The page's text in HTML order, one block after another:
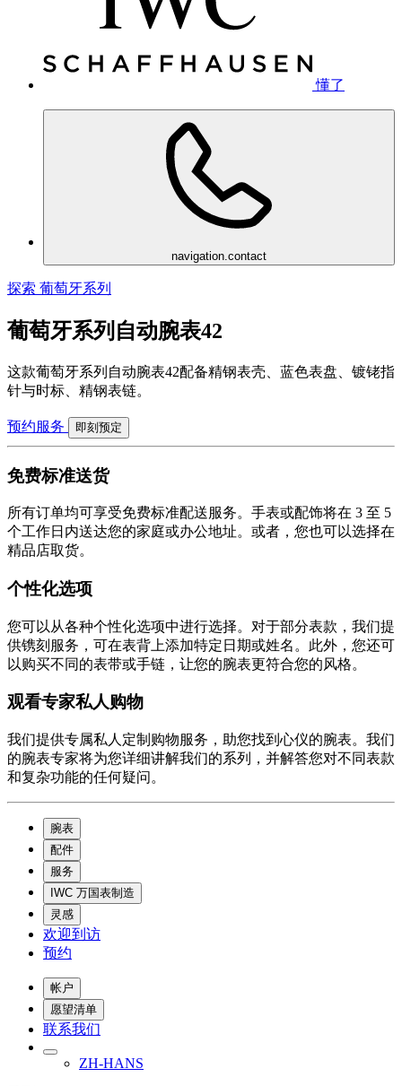
懂了
navigation.contact
探索 葡萄牙系列
葡萄牙系列自动腕表42
这款葡萄牙系列自动腕表42配备精钢表壳、蓝色表盘、镀铑指
针与时标、精钢表链。
预约服务 即刻预定
免费标准送货
所有订单均可享受免费标准配送服务。手表或配饰将在 3 至 5
个工作日内送达您的家庭或办公地址。或者，您也可以选择在
精品店取货。
个性化选项
您可以从各种个性化选项中进行选择。对于部分表款，我们提
供镌刻服务，可在表背上添加特定日期或姓名。此外，您还可
以购买不同的表带或手链，让您的腕表更符合您的风格。
观看专家私人购物
我们提供专属私人定制购物服务，助您找到心仪的腕表。我们
的腕表专家将为您详细讲解我们的系列，并解答您对不同表款
和复杂功能的任何疑问。
腕表
配件
服务
IWC 万国表制造
灵感
欢迎到访
预约
帐户
愿望清单
联系我们
ZH-HANS